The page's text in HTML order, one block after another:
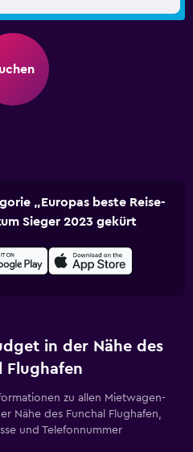
„Europas beste Reise-
Sieger 2023 gekürt
in der Nähe des
Flughafen
zu allen Mietwagen-
Nähe des Funchal Flughafen,
und Telefonnummer